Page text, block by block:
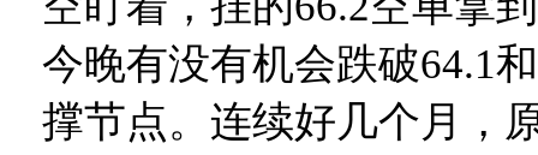
今晚有没有机会跌破64.1
撑节点。连续好几个月，